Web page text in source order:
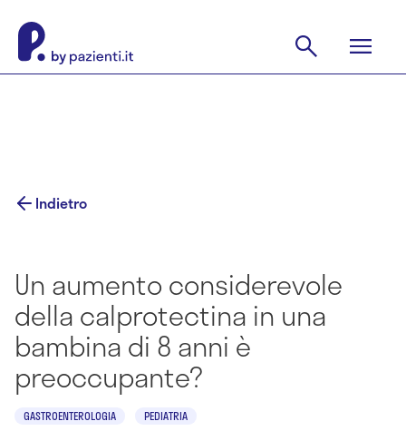
Indietro
Un aumento considerevole
della calprotectina in una
bambina di 8 anni è
preoccupante?
GASTROENTEROLOGIA PEDIATRIA